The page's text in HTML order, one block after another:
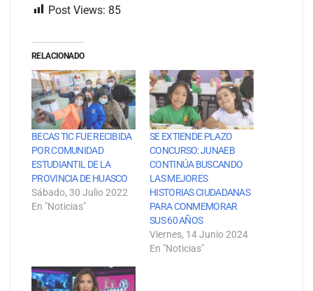
Post Views: 85
RELACIONADO
BECAS TIC FUE RECIBIDA
POR COMUNIDAD
ESTUDIANTIL DE LA
PROVINCIA DE HUASCO
Sábado, 30 Julio 2022
En "Noticias"
SE EXTIENDE PLAZO
CONCURSO: JUNAEB
CONTINÚA BUSCANDO
LAS MEJORES
HISTORIAS CIUDADANAS
PARA CONMEMORAR
SUS 60 AÑOS
Viernes, 14 Junio 2024
En "Noticias"